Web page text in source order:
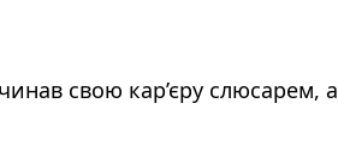
свою кар’єру слюсарем, а